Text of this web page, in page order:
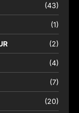
(43)
(1)
(2)
(4)
(7)
(20)